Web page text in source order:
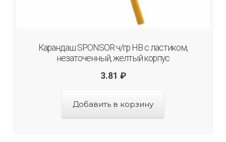
Карандаш SPONSOR ч/гр HB с ластиком,
незаточенный, желтый корпус
3.81 ₽
Добавить в корзину